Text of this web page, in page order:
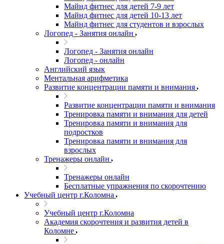
Майнд фитнес для детей 7-9 лет
Майнд фитнес для детей 10-13 лет
Майнд фитнес для студентов и взрослых
Логопед - Занятия онлайн
Логопед - Занятия онлайн
Логопед - онлайн
Английский язык
Ментальная арифметика
Развитие концентрации памяти и внимания
Развитие концентрации памяти и внимания
Тренировка памяти и внимания для детей
Тренировка памяти и внимания для
подростков
Тренировка памяти и внимания для
взрослых
Тренажеры онлайн
Тренажеры онлайн
Бесплатные упражнения по скорочтению
Учебный центр г.Коломна
Учебный центр г.Коломна
Академия скорочтения и развития детей в
Коломне